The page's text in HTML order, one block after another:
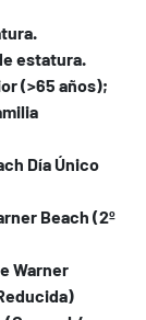
estatura.
(>65 años);
Día Único
Beach (2º
Warner